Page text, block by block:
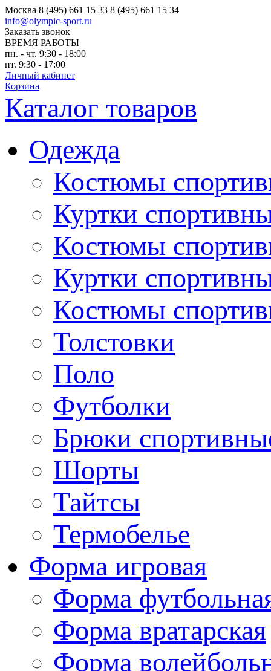
Москва 8 (495) 661 15 33 8 (495) 661 15 34
info@olympic-sport.ru
Заказать звонок
ВРЕМЯ РАБОТЫ
пн. - чт. 9:30 - 18:00
пт. 9:30 - 17:00
Личный кабинет
Корзина
Каталог товаров
Одежда
Костюмы
Куртки
Костюмы
Куртки
Костюмы
Толстовки
Поло
Футболки
Брюки
Шорты
Тайтсы
Термобелье
Форма игровая
Форма
Форма вратарская
Форма